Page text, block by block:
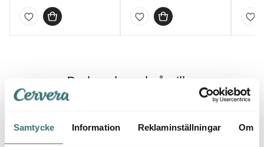
Samtycke Information Reklaminställningar Om
Du kanske också gillar